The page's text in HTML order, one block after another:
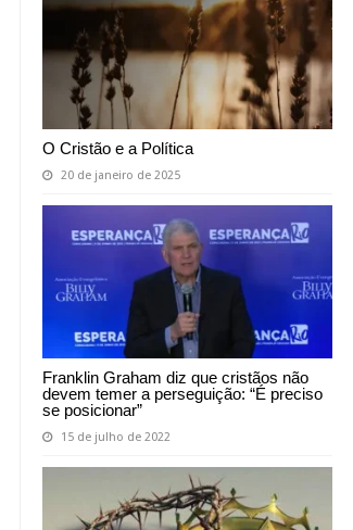
O Cristão e a Política
20 de janeiro de 2025
Franklin Graham diz que cristãos não
devem temer a perseguição: “É preciso
se posicionar”
15 de julho de 2022